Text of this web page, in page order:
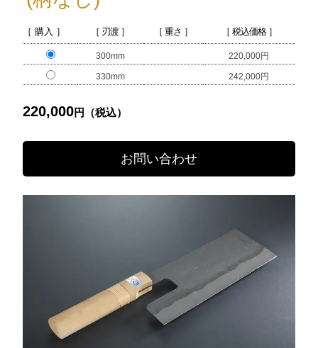
［ 購入 ］ ［ 刃渡 ］ ［ 重さ ］ ［ 税込価格 ］
300mm 220,000円
330mm 242,000円
220,000円（税込）
お問い合わせ